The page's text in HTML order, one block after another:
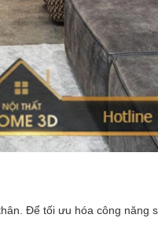
Để tối ưu hóa công năng